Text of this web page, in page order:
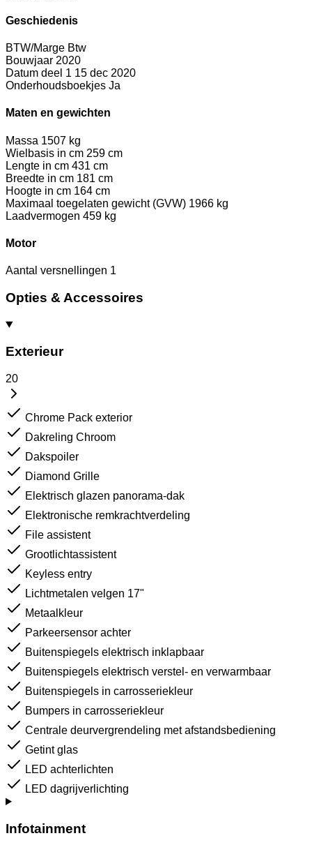
Geschiedenis
BTW/Marge Btw
Bouwjaar 2020
Datum deel 1 15 dec 2020
Onderhoudsboekjes Ja
Maten en gewichten
Massa 1507 kg
Wielbasis in cm 259 cm
Lengte in cm 431 cm
Breedte in cm 181 cm
Hoogte in cm 164 cm
Maximaal toegelaten gewicht (GVW) 1966 kg
Laadvermogen 459 kg
Motor
Aantal versnellingen 1
Opties & Accessoires
Exterieur
20
Chrome Pack exterior
Dakreling Chroom
Dakspoiler
Diamond Grille
Elektrisch glazen panorama-dak
Elektronische remkrachtverdeling
File assistent
Grootlichtassistent
Keyless entry
Lichtmetalen velgen 17"
Metaalkleur
Parkeersensor achter
Buitenspiegels elektrisch inklapbaar
Buitenspiegels elektrisch verstel- en verwarmbaar
Buitenspiegels in carrosseriekleur
Bumpers in carrosseriekleur
Centrale deurvergrendeling met afstandsbediening
Getint glas
LED achterlichten
LED dagrijverlichting
Infotainment